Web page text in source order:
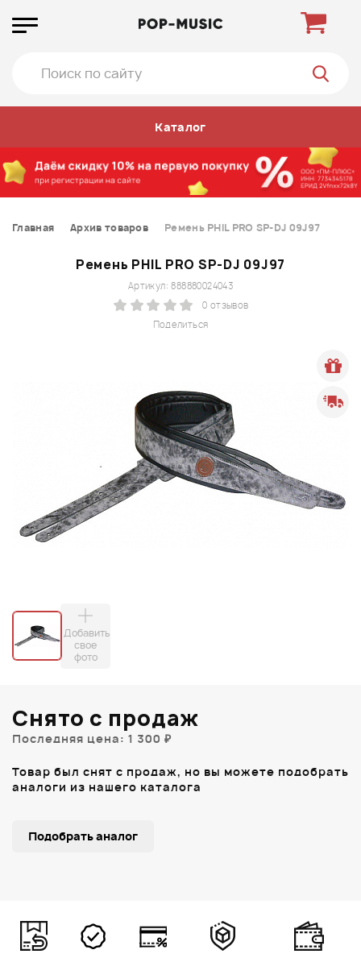
Каталог
Главная Архив товаров Ремень PHIL PRO SP-DJ 09J97
Ремень PHIL PRO SP-DJ 09J97
Поделиться
Артикул: 888880024043
0 отзывов
Добавить
свое
фото
Снято с продаж
Последняя цена: 1 300 ₽
Товар был снят с продаж, но вы можете подобрать
аналоги из нашего каталога
Подобрать аналог